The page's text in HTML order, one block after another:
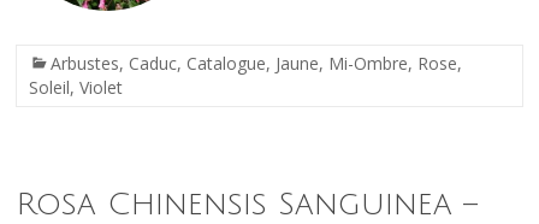
Arbustes, Caduc, Catalogue, Jaune, Mi-Ombre, Rose,
Soleil,Violet
Rosa Chinensis Sanguinea –